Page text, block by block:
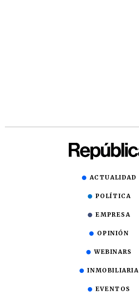
ACTUALIDAD
POLÍTICA
EMPRESA
OPINIÓN
WEBINARS
INMOBILIARIA
EVENTOS